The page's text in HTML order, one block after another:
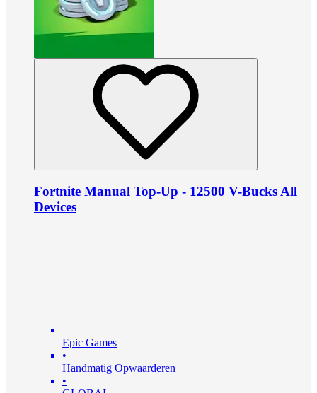
Fortnite Manual Top-Up - 12500 V-Bucks All
Devices
Epic Games
•
Handmatig Opwaarderen
•